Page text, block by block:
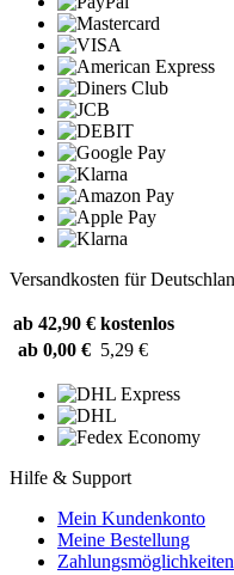
Versandkosten für
ab 42,90 € kostenlos
ab 0,00 € 5,29 €
Hilfe & Support
Mein Kundenkonto
Meine Bestellung
Zahlungsmöglichkeiten